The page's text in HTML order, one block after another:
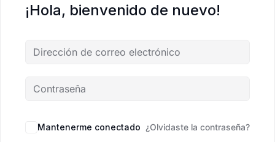
¡Hola, bienvenido de nuevo!
Mantenerme conectado ¿Olvidaste la contraseña?